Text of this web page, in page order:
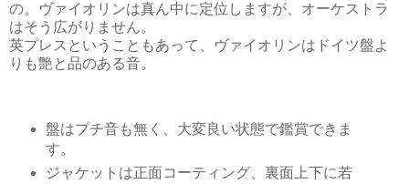
の。ヴァイオリンは真ん中に定位しますが、オーケストラ
はそう広がりません。
英プレスということもあって、ヴァイオリンはドイツ盤よ
りも艶と品のある音。
盤はプチ音も無く、大変良い状態で鑑賞できま
す。
ジャケットは正面コーティング、裏面上下に若